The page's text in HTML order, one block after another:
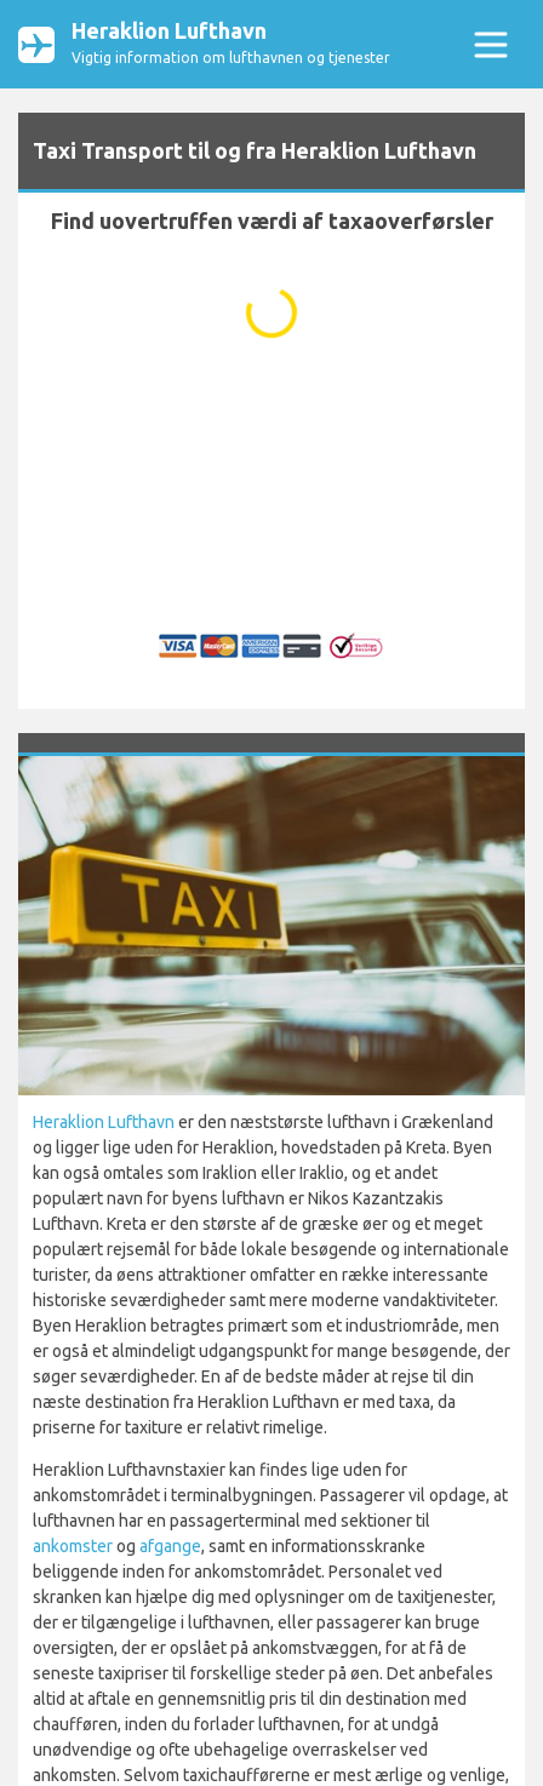
Heraklion Lufthavn
Vigtig information om lufthavnen og tjenester
Taxi Transport til og fra Heraklion Lufthavn
Find uovertruffen værdi af taxaoverførsler
...
Heraklion Lufthavn er den næststørste lufthavn i Grækenland
og ligger lige uden for Heraklion, hovedstaden på Kreta. Byen
kan også omtales som Iraklion eller Iraklio, og et andet
populært navn for byens lufthavn er Nikos Kazantzakis
Lufthavn. Kreta er den største af de græske øer og et meget
populært rejsemål for både lokale besøgende og internationale
turister, da øens attraktioner omfatter en række interessante
historiske seværdigheder samt mere moderne vandaktiviteter.
Byen Heraklion betragtes primært som et industriområde, men
er også et almindeligt udgangspunkt for mange besøgende, der
søger seværdigheder. En af de bedste måder at rejse til din
næste destination fra Heraklion Lufthavn er med taxa, da
priserne for taxiture er relativt rimelige.
Heraklion Lufthavnstaxier kan findes lige uden for
ankomstområdet i terminalbygningen. Passagerer vil opdage, at
lufthavnen har en passagerterminal med sektioner til
ankomsterog afgange, samt en informationsskranke
beliggende inden for ankomstområdet. Personalet ved
skranken kan hjælpe dig med oplysninger om de taxitjenester,
der er tilgængelige i lufthavnen, eller passagerer kan bruge
oversigten, der er opslået på ankomstvæggen, for at få de
seneste taxipriser til forskellige steder på øen. Det anbefales
altid at aftale en gennemsnitlig pris til din destination med
chaufføren, inden du forlader lufthavnen, for at undgå
unødvendige og ofte ubehagelige overraskelser ved
ankomsten. Selvom taxichaufførerne er mest ærlige og venlige,